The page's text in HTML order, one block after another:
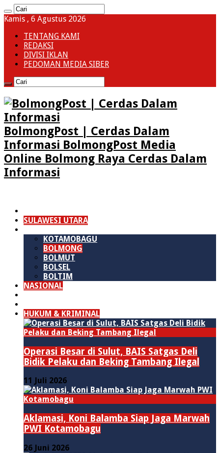
Kamis , 6 Agustus 2026
TENTANG KAMI
REDAKSI
DIVISI IKLAN
PEDOMAN MEDIA SIBER
BolmongPost | Cerdas Dalam
Informasi BolmongPost Media
Online Bolmong Raya Cerdas Dalam
Informasi
SULAWESI UTARA
KOTAMOBAGU
BOLMONG
BOLMUT
BOLSEL
BOLTIM
NASIONAL
HUKUM & KRIMINAL
Operasi Besar di Sulut, BAIS Satgas Deli
Bidik Pelaku dan Beking Tambang Ilegal
11 Juli 2026
Aklamasi, Koni Balamba Siap Jaga Marwah
PWI Kotamobagu
26 Juni 2026